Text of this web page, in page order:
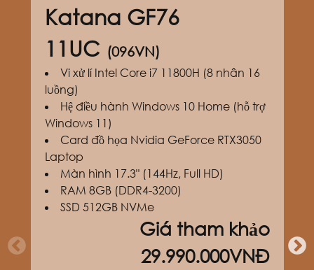
Katana GF76
11UC (096VN)
Vi xử lí Intel Core i7 11800H (8 nhân 16
luồng)
Hệ điều hành Windows 10 Home (hỗ trợ
Windows 11)
Card đồ họa Nvidia GeForce RTX3050
Laptop
Màn hình 17.3" (144Hz, Full HD)
RAM 8GB (DDR4-3200)
SSD 512GB NVMe
Giá tham khảo
29.990.000VNĐ